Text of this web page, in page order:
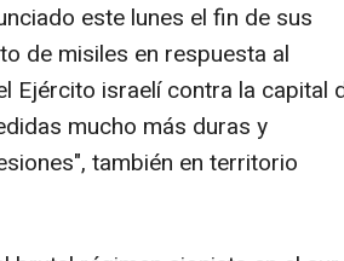
este lunes el fin de sus
de misiles en respuesta al
Ejército israelí contra la capital
mucho más duras y
también en territorio